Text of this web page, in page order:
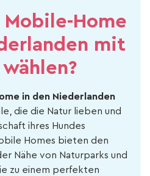
Home
mit
in den Niederlanden
die die Natur lieben und
ihres Hundes
Homes bieten den
Nähe von Naturparks und
zu einem perfekten